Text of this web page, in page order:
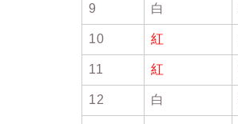
9 白
10 紅
11 紅
12 白